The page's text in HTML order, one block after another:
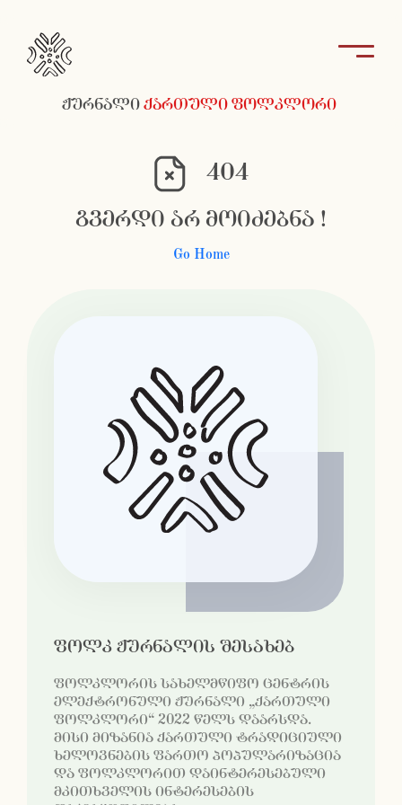
ჟურნალიქართული ფოლკლორი
404
გვერდი არ მოიძებნა !
Go Home
ფოლკ ჟურნალის შესახებ
ფოლკლორის სახელმწიფო ცენტრის
ელექტრონული ჟურნალი „ქართული
ფოლკლორი“ 2022 წელს დაარსდა.
მისი მიზანია ქართული ტრადიციული
ხელოვნების ფართო პოპულარიზაცია
და ფოლკლორით დაინტერესებული
მკითხველის ინტერესების